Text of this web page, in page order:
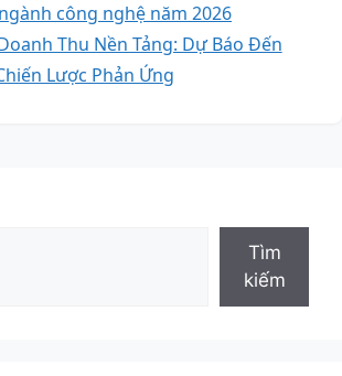
công nghệ năm 2026
Thu Nền Tảng: Dự Báo Đến
Lược Phản Ứng
Tìm
kiếm